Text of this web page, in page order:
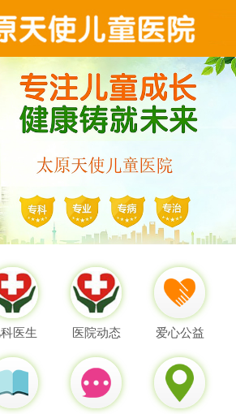
科医生 医院动态 爱心公益